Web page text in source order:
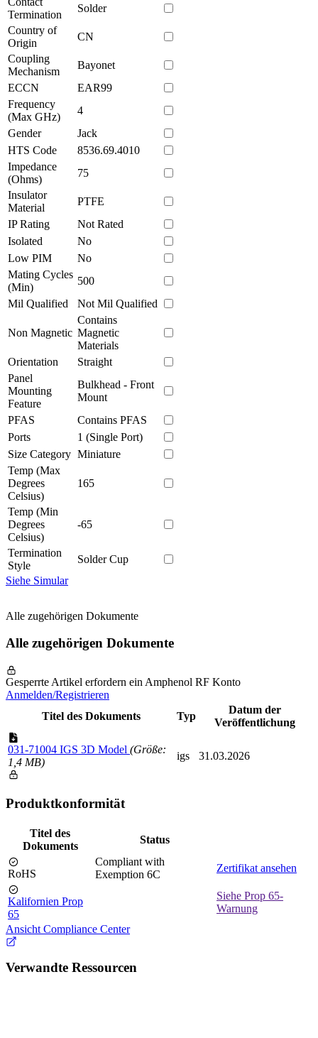
Termination
Solder
Country of
Origin
CN
Coupling
Mechanism
Bayonet
ECCN
EAR99
Frequency
(Max GHz)
4
Gender
Jack
HTS Code
8536.69.4010
Impedance
(Ohms)
75
Insulator
Material
PTFE
IP Rating
Not Rated
Isolated
No
Low PIM
No
Mating Cycles
(Min)
500
Mil Qualified
Not Mil Qualified
Non Magnetic
Contains
Magnetic
Materials
Orientation
Straight
Panel
Mounting
Feature
Bulkhead - Front
Mount
PFAS
Contains PFAS
Ports
1 (Single Port)
Size Category Miniature
Temp (Max
Degrees
Celsius)
165
Temp (Min
Degrees
Celsius)
-65
Termination
Style
Solder Cup
Siehe Simular
Alle zugehörigen Dokumente
Alle zugehörigen Dokumente
Gesperrte Artikel erfordern ein Amphenol RF Konto
Anmelden/Registrieren
Titel des Dokuments
Typ
Datum der
Veröffentlichung
031-71004 IGS 3D Model (Größe:
1,4 MB)
igs 31.03.2026
Produktkonformität
Titel des
Dokuments
Status
RoHS
Compliant with
Exemption 6C
Zertifikat ansehen
Kalifornien Prop
65
Siehe Prop 65-
Warnung
Ansicht Compliance Center
Verwandte Ressourcen